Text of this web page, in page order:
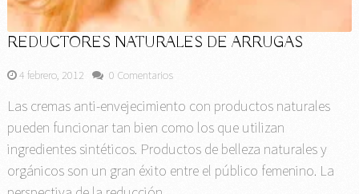
REDUCTORES NATURALES DE ARRUGAS
4 febrero, 2012 0 Comentarios
Las cremas anti-envejecimiento con productos naturales
pueden funcionar tan bien como los que utilizan
ingredientes sintéticos. Productos de belleza naturales y
orgánicos son un gran éxito entre el público femenino. La